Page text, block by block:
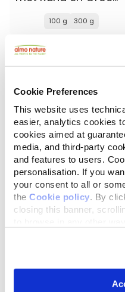
Cookie Preferences
This website uses
easier, analytics cookies
cookies aimed at
media, and third-party
and features to users.
personalisation. If you
your consent to all or
the Cookie policy. By
closing this banner,
100 g 300 g
Bio Organic
met Kip en Aardappelen
300 g